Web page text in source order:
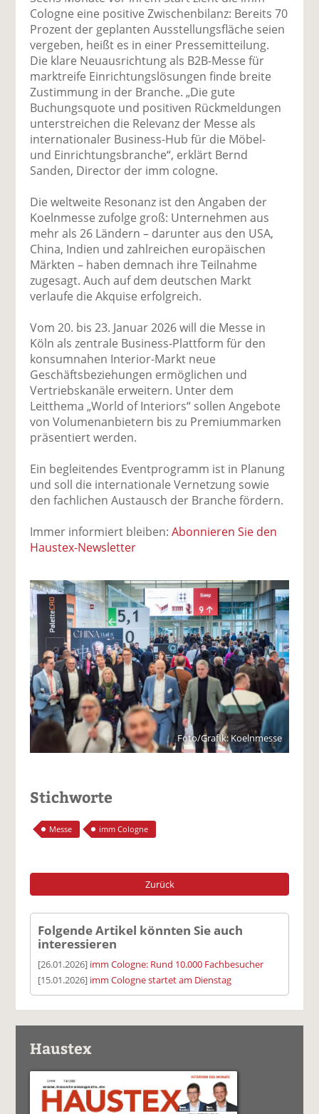
F
ac
e
b
o
o
k
te
il
e
tt
er
n
Li
n
k
e
di
te
il
e
n
E
m
ai
l
v
se
d
ck
e
Cologne eine positive Zwischenbilanz: Bereits 70
Prozent der geplanten Ausstellungsfläche seien
vergeben, heißt es in einer Pressemitteilung.
Die klare Neuausrichtung als B2B-Messe für
marktreife Einrichtungslösungen finde breite
Zustimmung in der Branche. „Die gute
Buchungsquote und positiven Rückmeldungen
unterstreichen die Relevanz der Messe als
internationaler Business-Hub für die Möbel-
und Einrichtungsbranche“, erklärt Bernd
Sanden, Director der imm cologne.
Die weltweite Resonanz ist den Angaben der
Koelnmesse zufolge groß: Unternehmen aus
mehr als 26 Ländern – darunter aus den USA,
China, Indien und zahlreichen europäischen
Märkten – haben demnach ihre Teilnahme
zugesagt. Auch auf dem deutschen Markt
verlaufe die Akquise erfolgreich.
Vom 20. bis 23. Januar 2026 will die Messe in
Köln als zentrale Business-Plattform für den
konsumnahen Interior-Markt neue
Geschäftsbeziehungen ermöglichen und
Vertriebskanäle erweitern. Unter dem
Leitthema „World of Interiors“ sollen Angebote
von Volumenanbietern bis zu Premiummarken
präsentiert werden.
Ein begleitendes Eventprogramm ist in Planung
und soll die internationale Vernetzung sowie
den fachlichen Austausch der Branche fördern.
Immer informiert bleiben:Abonnieren Sie den
Haustex-Newsletter
Foto/Grafik: Koelnmesse
Stichworte
Messe imm Cologne
Zurück
Folgende Artikel könnten Sie auch
interessieren
[26.01.2026] imm Cologne: Rund 10.000 Fachbesucher
[15.01.2026] imm Cologne startet am Dienstag
Haustex